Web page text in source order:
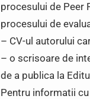
procesului de Peer
procesului de
– CV-ul autorului
– o scrisoare de
de a publica la
Pentru informatii